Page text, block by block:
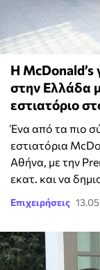
Η McDonald’s
στην Ελλάδα
εστιατόριο
Ένα από τα πιο
εστιατόρια
Αθήνα, με την
εκατ. και να
Επιχειρήσεις